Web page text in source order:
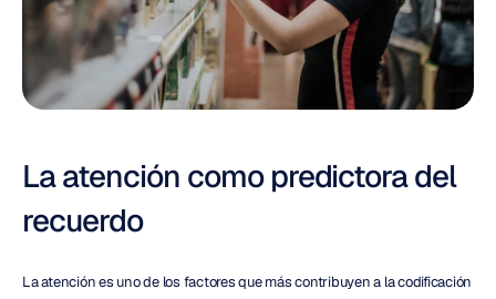
La atención como predictora del
recuerdo
La atención es uno de los factores que más contribuyen a la codificación